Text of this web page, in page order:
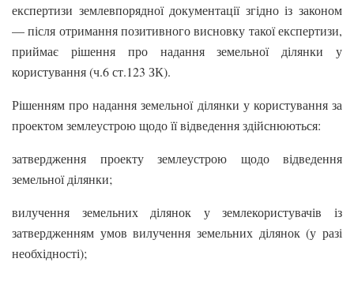
експертизи землевпорядної документації згідно із законом
— після отримання позитивного висновку такої експертизи,
приймає рішення про надання земельної ділянки у
користування (ч.6 ст.123 ЗК).
Рішенням про надання земельної ділянки у користування за
проектом землеустрою щодо її відведення здійснюються:
затвердження проекту землеустрою щодо відведення
земельної ділянки;
вилучення земельних ділянок у землекористувачів із
затвердженням умов вилучення земельних ділянок (у разі
необхідності);